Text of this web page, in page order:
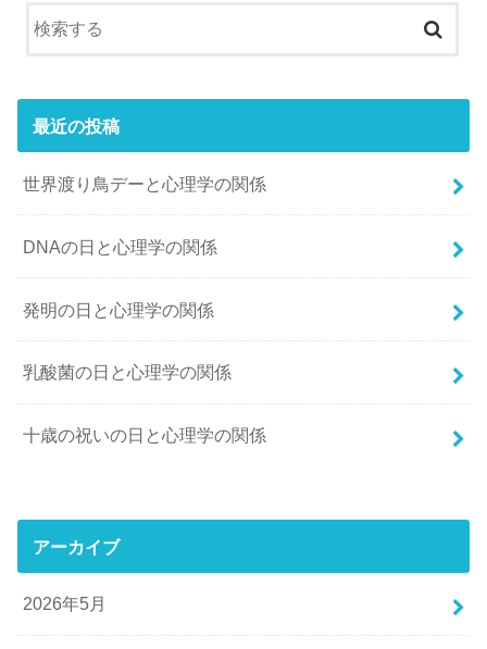
最近の投稿
世界渡り鳥デーと心理学の関係
DNAの日と心理学の関係
発明の日と心理学の関係
乳酸菌の日と心理学の関係
十歳の祝いの日と心理学の関係
アーカイブ
2026年5月